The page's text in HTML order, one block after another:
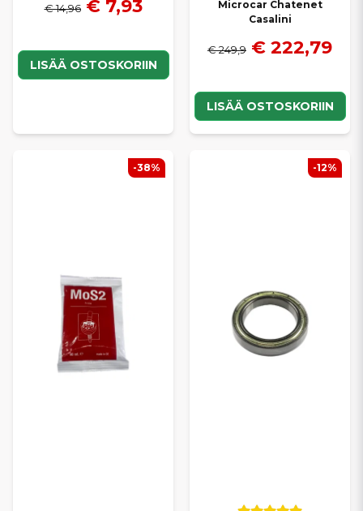
€ 14,96 € 7,93
LISÄÄ OSTOSKORIIN
Microcar Chatenet
Casalini
€ 249,9 € 222,79
LISÄÄ OSTOSKORIIN
-38% -12%